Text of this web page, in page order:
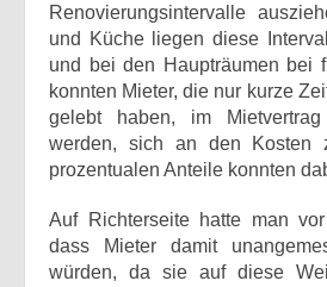
Renovierungsintervalle
und Küche liegen diese
und bei den Haupträumen bei
konnten Mieter, die nur kurze
gelebt haben, im
werden, sich an den Kosten
prozentualen Anteile konnten
Auf Richterseite hatte man
dass Mieter damit
würden, da sie auf diese